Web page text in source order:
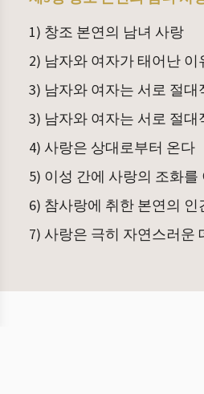
1) 창조 본연의 남녀 사랑
2) 남자와 여자가 태어난 이
3) 남자와 여자는 서로 절
3) 남자와 여자는 서로 절
4) 사랑은 상대로부터 온다
5) 이성 간에 사랑의 조화를
6) 참사랑에 취한 본연의 인
7) 사랑은 극히 자연스러운